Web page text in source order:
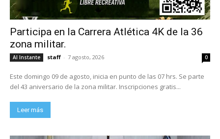
Participa en la Carrera Atlética 4K de la 36
zona militar.
Al Instante staff - 7 agosto, 2026 0
Este domingo 09 de agosto, inicia en punto de las 07 hrs. Se parte
del 43 aniversario de la zona militar. Inscripciones gratis...
Leer más